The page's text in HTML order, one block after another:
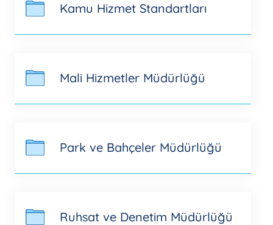
Kamu Hizmet Standartları
Mali Hizmetler Müdürlüğü
Park ve Bahçeler Müdürlüğü
Ruhsat ve Denetim Müdürlüğü